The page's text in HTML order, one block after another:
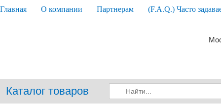
Главная О компании Партнерам (F.A.Q.) Часто
Каталог товаров